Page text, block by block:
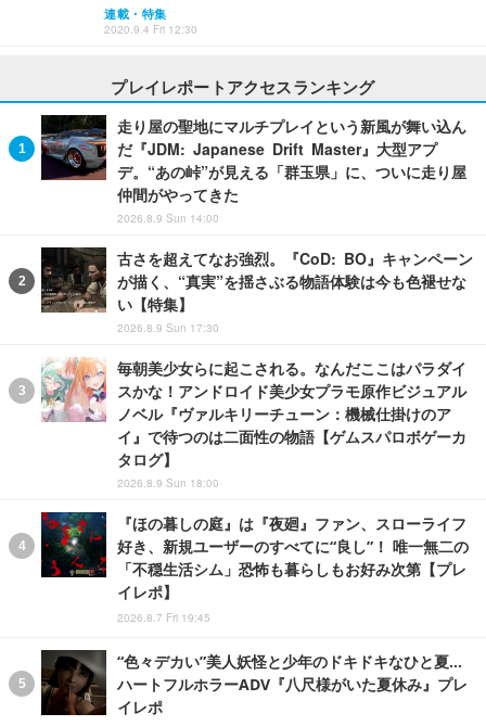
連載・特集
2020.9.4 Fri 12:30
プレイレポートアクセスランキング
走り屋の聖地にマルチプレイという新風が舞い込ん
だ『JDM: Japanese Drift Master』大型アプ
デ。“あの峠”が見える「群玉県」に、ついに走り屋
仲間がやってきた
2026.8.9 Sun 14:00
古さを超えてなお強烈。『CoD: BO』キャンペーン
が描く、“真実”を揺さぶる物語体験は今も色褪せな
い【特集】
2026.8.9 Sun 17:30
毎朝美少女らに起こされる。なんだここはパラダイ
スかな！アンドロイド美少女プラモ原作ビジュアル
ノベル『ヴァルキリーチューン：機械仕掛けのア
イ』で待つのは二面性の物語【ゲムスパロボゲーカ
タログ】
2026.8.9 Sun 18:00
『ほの暮しの庭』は『夜廻』ファン、スローライフ
好き、新規ユーザーのすべてに“良し”！ 唯一無二の
「不穏生活シム」恐怖も暮らしもお好み次第【プレ
イレポ】
2026.8.7 Fri 19:45
“色々デカい”美人妖怪と少年のドキドキなひと夏…
ハートフルホラーADV『八尺様がいた夏休み』プレ
イレポ